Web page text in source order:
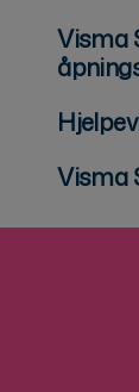
Visma
Visma